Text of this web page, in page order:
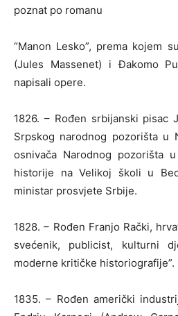
poznat po romanu
“Manon Lesko”, prema kojem
(Jules Massenet) i Đakomo
napisali opere.
1826. – Rođen srbijanski pisac
Srpskog narodnog pozorišta u
osnivača Narodnog pozorišta
historije na Velikoj školi u
ministar prosvjete Srbije.
1828. – Rođen Franjo Rački,
svećenik, publicist, kulturni
moderne kritičke historiografije”.
1835. – Rođen američki